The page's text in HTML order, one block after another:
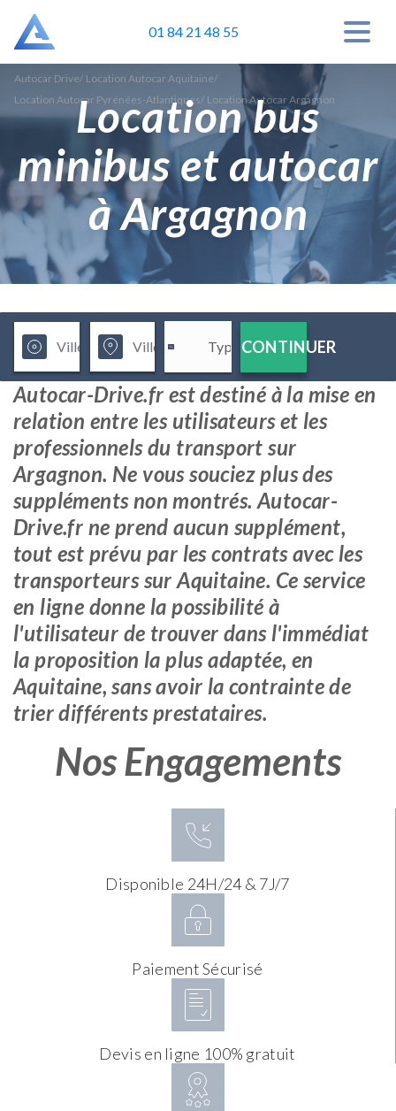
01 84 21 48 55
Autocar Drive/ Location Autocar Aquitaine/
Location Autocar Pyrénées-Atlantiques/ Location Autocar Argagnon
Location bus
minibus et autocar
à Argagnon
CONTINUER
Autocar-Drive.fr est destiné à la mise en
relation entre les utilisateurs et les
professionnels du transport sur
Argagnon. Ne vous souciez plus des
suppléments non montrés. Autocar-
Drive.fr ne prend aucun supplément,
tout est prévu par les contrats avec les
transporteurs sur Aquitaine. Ce service
en ligne donne la possibilité à
l'utilisateur de trouver dans l'immédiat
la proposition la plus adaptée, en
Aquitaine, sans avoir la contrainte de
trier différents prestataires.
Nos Engagements
Disponible 24H/24 & 7J/7
Paiement Sécurisé
Devis en ligne 100% gratuit